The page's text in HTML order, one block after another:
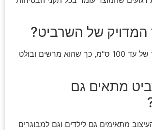
של השרביט?
המוט מגיע לאורך של עד 100 ס"מ, כך שהוא מרשים ובולט
מתאים גם
מתאימים גם לילדים וגם למבוגרים